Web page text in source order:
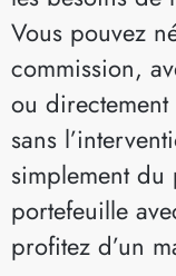
Vous pouvez
commission,
ou
sans
simplement
portefeuille
profitez d’un